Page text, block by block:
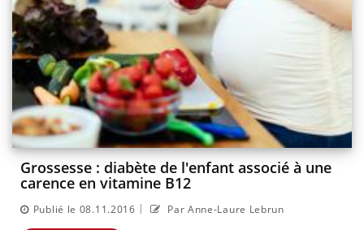
Grossesse : diabète de l'enfant associé à une
carence en vitamine B12
Publié le 08.11.2016 | Par Anne-Laure Lebrun